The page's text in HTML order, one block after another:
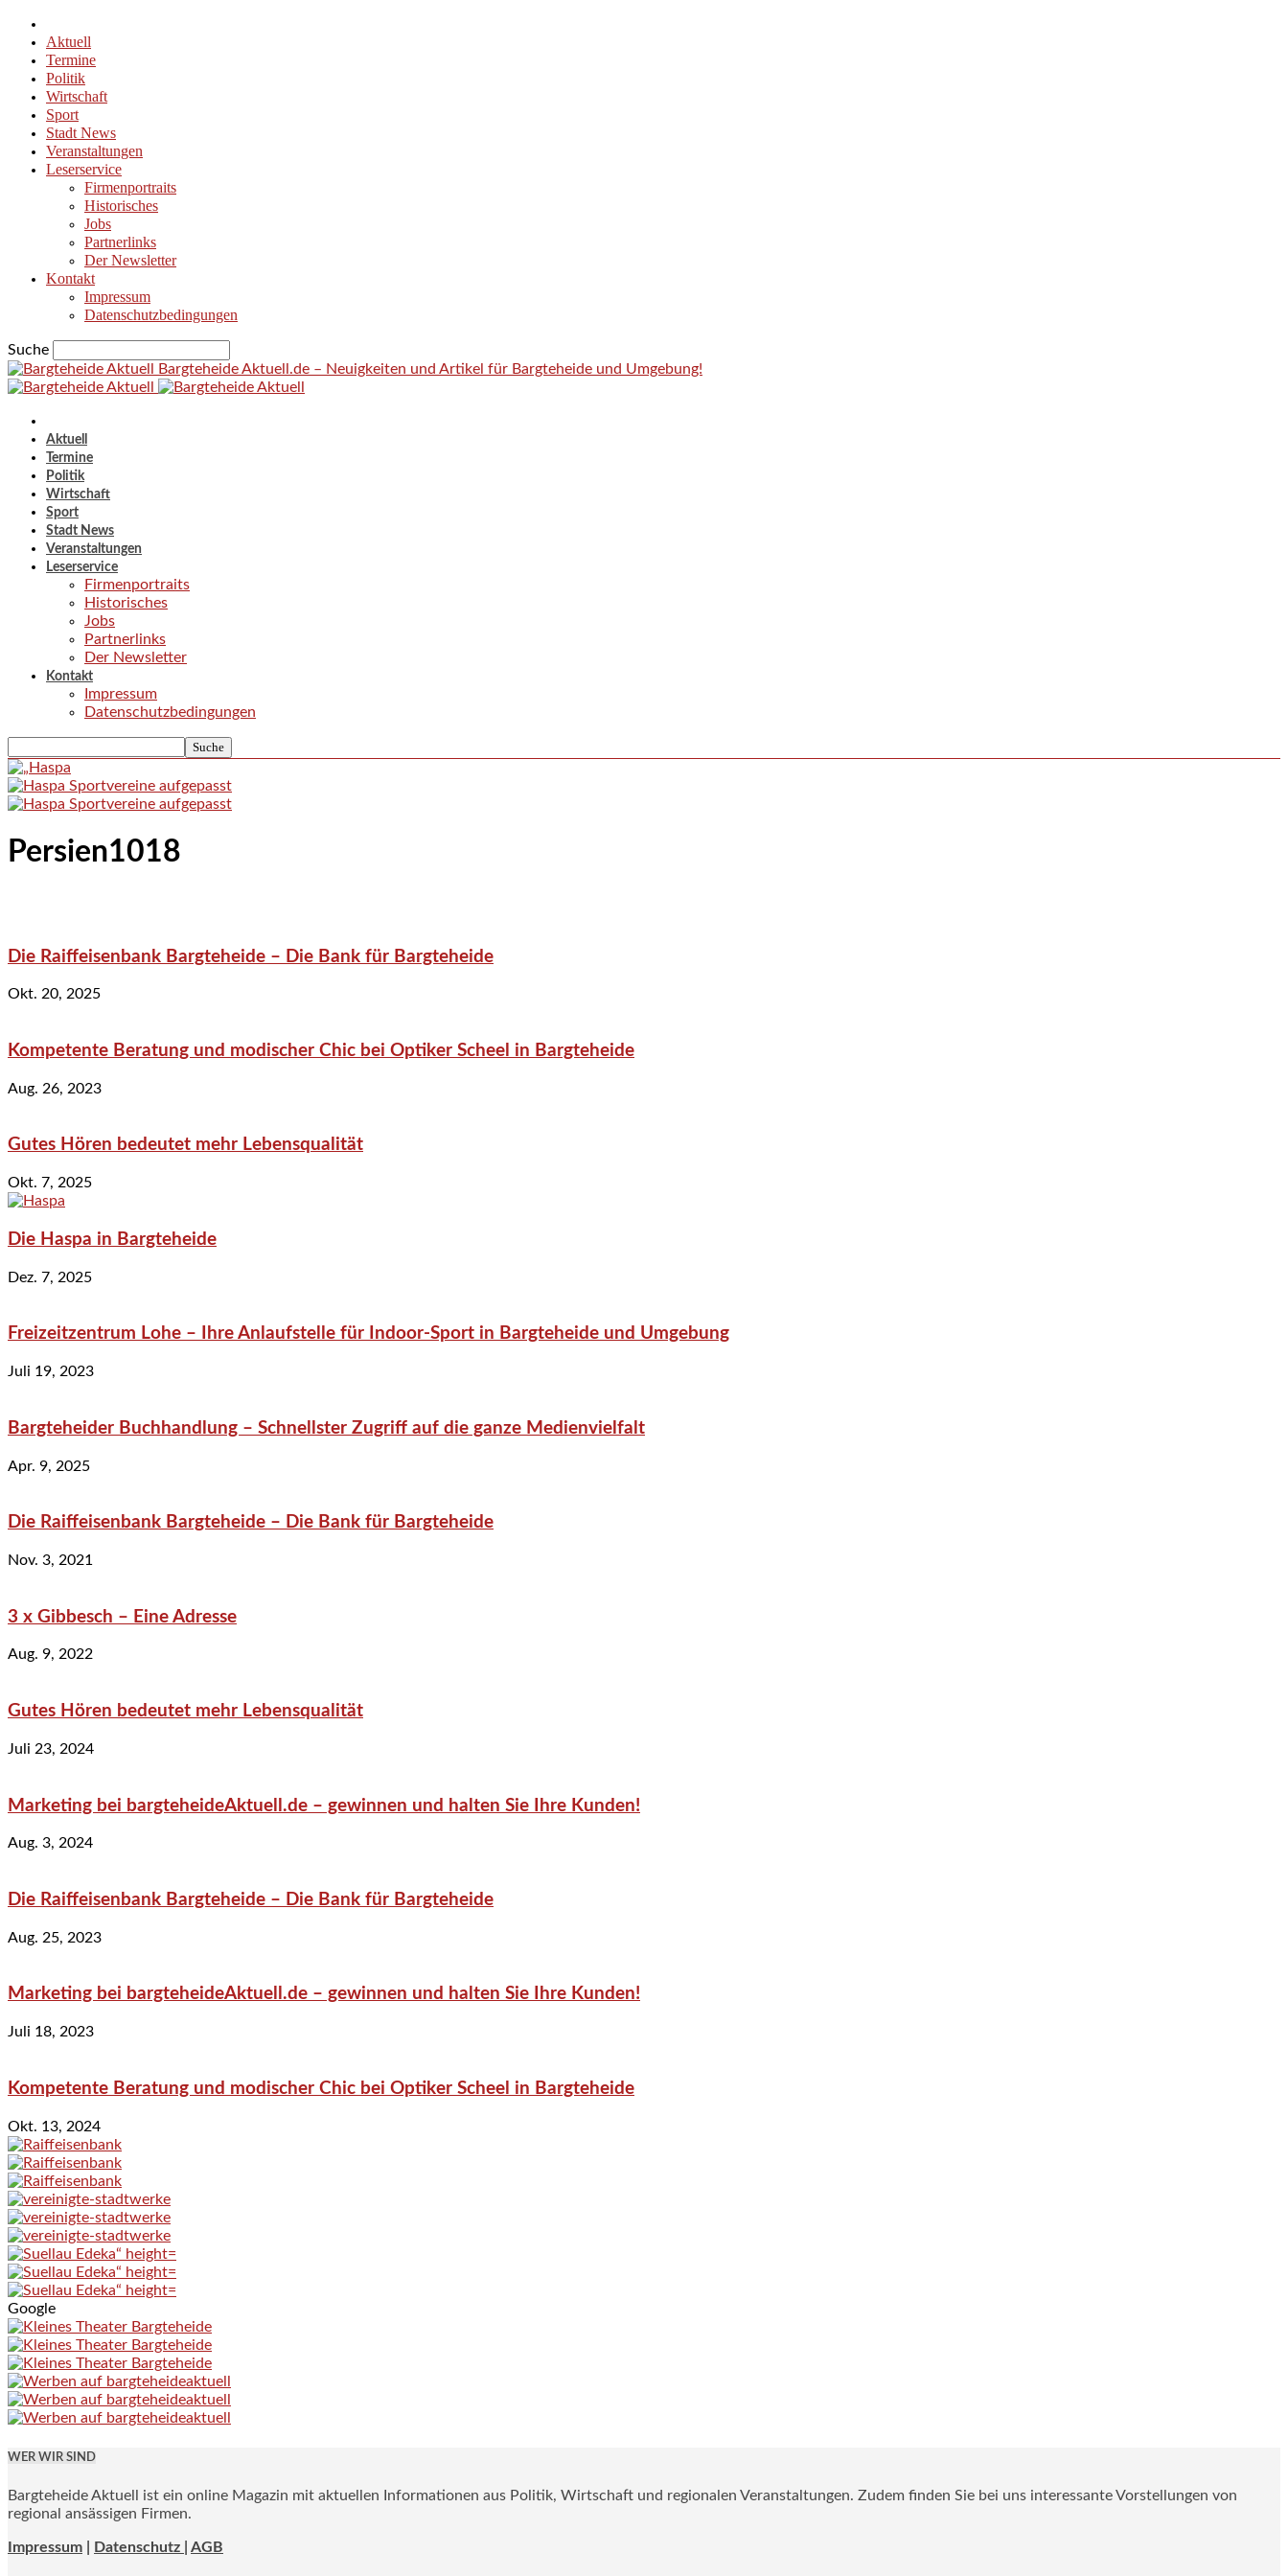
Aktuell
Termine
Politik
Wirtschaft
Sport
Stadt News
Veranstaltungen
Leserservice
Firmenportraits
Historisches
Jobs
Partnerlinks
Der Newsletter
Kontakt
Impressum
Datenschutzbedingungen
Suche
Bargteheide Aktuell.de – Neuigkeiten und Artikel für Bargteheide und Umgebung!
Aktuell
Termine
Politik
Wirtschaft
Sport
Stadt News
Veranstaltungen
Leserservice
Firmenportraits
Historisches
Jobs
Partnerlinks
Der Newsletter
Kontakt
Impressum
Datenschutzbedingungen
Persien1018
Die Raiffeisenbank Bargteheide – Die Bank für Bargteheide
Okt. 20, 2025
Kompetente Beratung und modischer Chic bei Optiker Scheel in Bargteheide
Aug. 26, 2023
Gutes Hören bedeutet mehr Lebensqualität
Okt. 7, 2025
Die Haspa in Bargteheide
Dez. 7, 2025
Freizeitzentrum Lohe – Ihre Anlaufstelle für Indoor-Sport in Bargteheide und Umgebung
Juli 19, 2023
Bargteheider Buchhandlung – Schnellster Zugriff auf die ganze Medienvielfalt
Apr. 9, 2025
Die Raiffeisenbank Bargteheide – Die Bank für Bargteheide
Nov. 3, 2021
3 x Gibbesch – Eine Adresse
Aug. 9, 2022
Gutes Hören bedeutet mehr Lebensqualität
Juli 23, 2024
Marketing bei bargteheideAktuell.de – gewinnen und halten Sie Ihre Kunden!
Aug. 3, 2024
Die Raiffeisenbank Bargteheide – Die Bank für Bargteheide
Aug. 25, 2023
Marketing bei bargteheideAktuell.de – gewinnen und halten Sie Ihre Kunden!
Juli 18, 2023
Kompetente Beratung und modischer Chic bei Optiker Scheel in Bargteheide
Okt. 13, 2024
Google
WER WIR SIND
Bargteheide Aktuell ist ein online Magazin mit aktuellen Informationen aus Politik, Wirtschaft und regionalen Veranstaltungen. Zudem finden Sie bei uns interessante Vorstellungen von
regional ansässigen Firmen.
Impressum Datenschutz | AGB